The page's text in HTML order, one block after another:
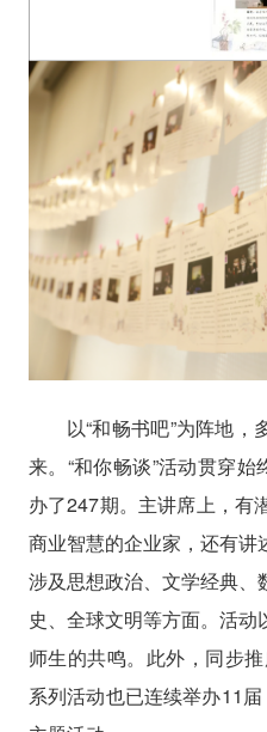
以“和畅书吧”为阵地
来。“和你畅谈”活动贯穿
办了247期。主讲席上，有
商业智慧的企业家，还有讲
涉及思想政治、文学经典、
史、全球文明等方面。活
师生的共鸣。此外，同步推
系列活动也已连续举办11